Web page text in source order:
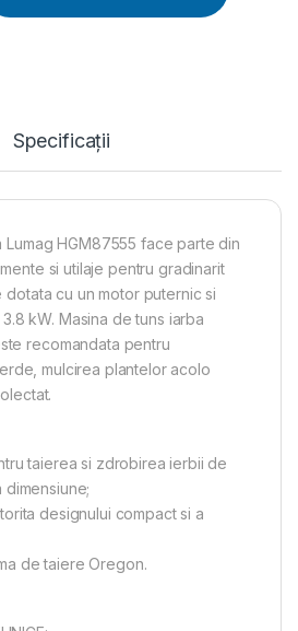
Specificații
Lumag HGM87555 face parte din
si utilaje pentru gradinarit
dotata cu un motor puternic si
kW. Masina de tuns iarba
recomandata pentru
mulcirea plantelor acolo
taierea si zdrobirea ierbii de
dimensiune;
designului compact si a
de taiere Oregon.